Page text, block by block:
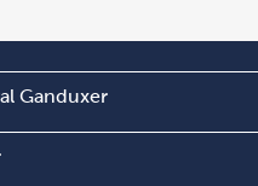
Ganduxer